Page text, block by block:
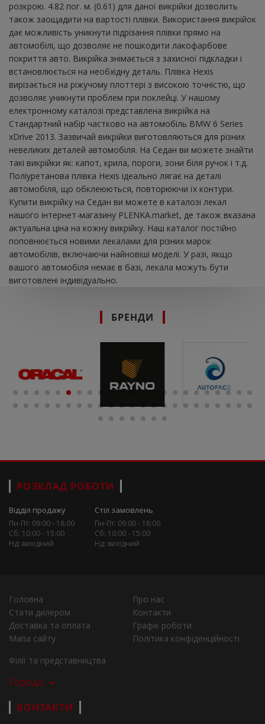
розкрою. 4.82 пог. м. (0.61) для даної викрійки дозволить
також заощадити на вартості плівки. Використання викрійок
дає можливість уникнути підрізання плівки прямо на
автомобілі, що дозволяє не пошкодити лакофарбове
покриття авто. Викрійка знімається з захисної підкладки і
встановлюється на необхідну деталь. Плівка Hexis
вирізається на ріжучому плоттері з високою точністю, що
дозволяє уникнути проблем при поклейці. У нашому
електронному каталозі представлена ​​викрійка на
Стандартний набір частково на автомобіль BMW 6 Series
xDrive 2013. Зазвичай викрійки виготовляються для різних
невеликих деталей автомобіля. На Седан ви можете знайти
такі викрійки як: капот, крила, пороги, зони біля ручок і т.д.
Поліуретанова плівка Hexis ідеально лягає на деталі
автомобіля, що обклеюються, повторюючи їх контури.
Купити викрійку на Седан ви можете в каталозі лекал
нашого інтернет-магазину PLENKA.market, де також вказана
актуальна ціна на кожну викрійку. Наш каталог постійно
поповнюється новими лекалами для різних марок
автомобілів, включаючи найновіші моделі. У разі, якщо
вашого автомобіля немає в базі, лекала можуть бути
виготовлені індивідуально.
БРЕНДИ
РОЗКЛАД РОБОТИ
Відділ продажу
Пн-Пт: 09:00 - 18:00
Сб: 10:00 - 15:00
Нд: вихідний
Стіл замовлень
Пн-Пт: 09:00 - 18:00
Сб: 10:00 - 15:00
Нд: вихідний
Головна
Про нас
Стати дилером
Контакти
Доставка та оплата
Графік роботи
Мапа сайту
Політика конфіденційності
Філії та представництва
Города
КОНТАКТИ